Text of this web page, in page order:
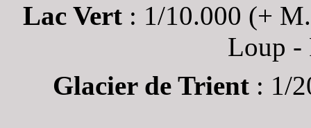
Lac Vert : 1/10.000 (+
Loup -
Glacier de Trient: 1/